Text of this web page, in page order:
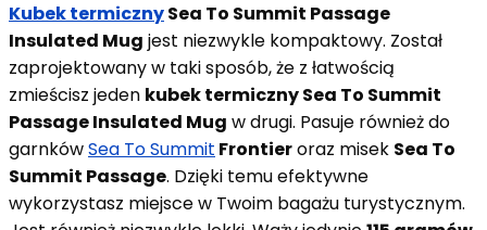
Kubek termicznySea To Summit Passage
Insulated Mug jest niezwykle kompaktowy. Został
zaprojektowany w taki sposób, że z łatwością
zmieścisz jeden kubek termiczny Sea To Summit
Passage Insulated Mug w drugi. Pasuje również do
garnkówSea To Summit Frontieroraz misek Sea To
Summit Passage. Dzięki temu efektywne
wykorzystasz miejsce w Twoim bagażu turystycznym.